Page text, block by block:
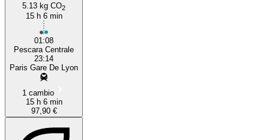
5.13 kg CO2
15 h 6 min
01:08
Pescara Centrale
23:14
Paris Gare De Lyon
1 cambio
15 h 6 min
97,90 €